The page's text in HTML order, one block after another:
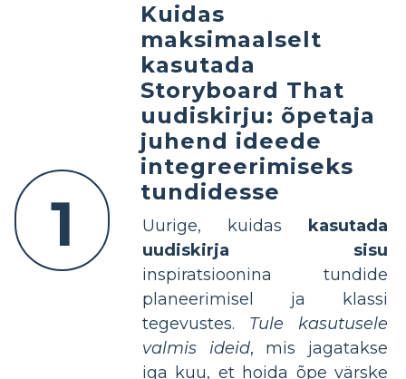
1
Kuidas
maksimaalselt
kasutada
Storyboard That
uudiskirju: õpetaja
juhend ideede
integreerimiseks
tundidesse
Uurige, kuidas
kasutada
uudiskirja sisu
inspiratsioonina tundide
planeerimisel ja klassi
tegevustes. Tule kasutusele
valmis ideid, mis jagatakse
iga kuu, et hoida õpe värske